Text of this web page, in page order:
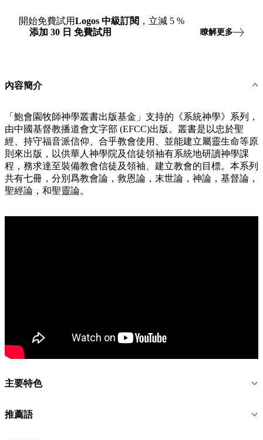
開始免費試用Logos 中級訂閱 ，立減 5 %
添加 30 日 免費試用 瞭解更多
內容簡介
「鮑會園牧師神學叢書出版基金」支持的《系統神學》系列，
由中國基督教播道會文字部 (EFCC)出版。叢書是以忠於聖
經、持守福音派信仰、合乎教會使用、並能建立屬靈生命等原
則來出版，以供華人神學院及信徒領袖有系統地研讀神學課
程，務求達至裝備教會信徒及領袖、建立教會的目標。本系列
共有七冊，分別爲教會論，救恩論，末世論，神論，基督論，
聖經論，和聖靈論。
主要特色
推薦語